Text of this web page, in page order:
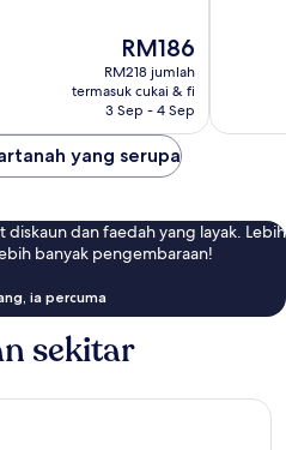
Harga
ialah
RM186
RM186
RM218 jumlah
termasuk cukai & fi
3 Sep - 4 Sep
yang serupa
diskaun dan faedah yang layak. Lebih
banyak pengembaraan!
ia percuma
sekitar